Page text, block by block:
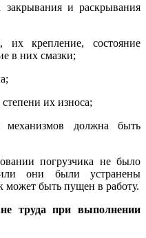
закрывания и раскрывания
их крепление, состояние
в них смазки;
их износа;
должна быть
погрузчика не было
или они были устранены
может быть пущен в работу.
труда при выполнении